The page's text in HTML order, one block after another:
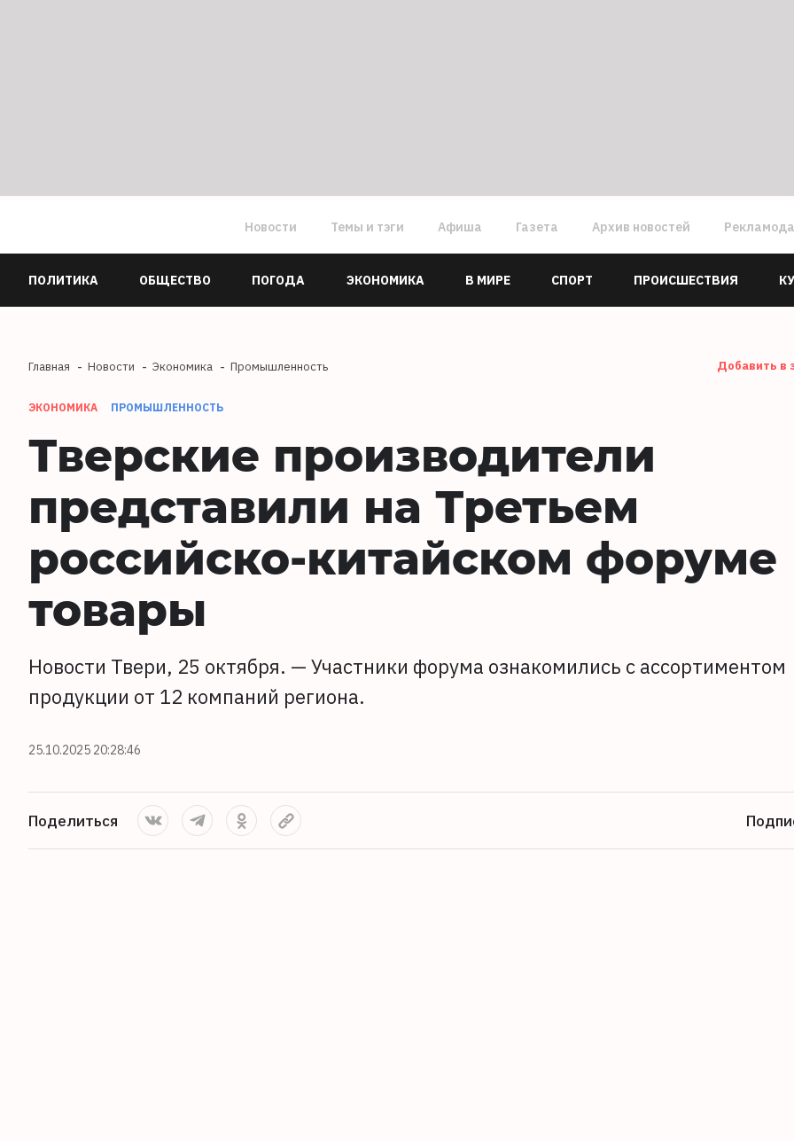
Новости Темы и тэги Афиша Газета Архив новостей
ПОЛИТИКА ОБЩЕСТВО ПОГОДА ЭКОНОМИКА В МИРЕ СПОРТ ПРОИСШЕСТВИЯ
Главная Новости Экономика Промышленность Добавить в
ЭКОНОМИКА ПРОМЫШЛЕННОСТЬ
Тверские производители
представили на Третьем
российско-китайском форуме
товары
Новости Твери, 25 октября. — Участники форума ознакомились с ассортиментом
продукции от 12 компаний региона.
25.10.2025 20:28:46
Поделиться